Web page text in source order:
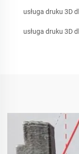
usługa druku 3D
usługa druku 3D